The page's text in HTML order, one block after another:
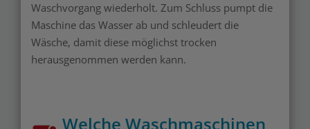
Waschvorgang wiederholt. Zum Schluss pumpt die
Maschine das Wasser ab und schleudert die
Wäsche, damit diese möglichst trocken
herausgenommen werden kann.
Welche Waschmaschinen